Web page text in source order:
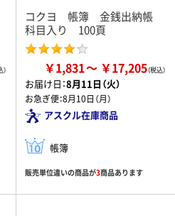
コクヨ 帳簿 金銭出納帳
科目入り 100頁
￥1,831 ￥17,205
お届け日：8月11日（火）
お急ぎ便：8月10日（月）
アスクル在庫商品
帳簿
販売単位違いの商品が3商品あります